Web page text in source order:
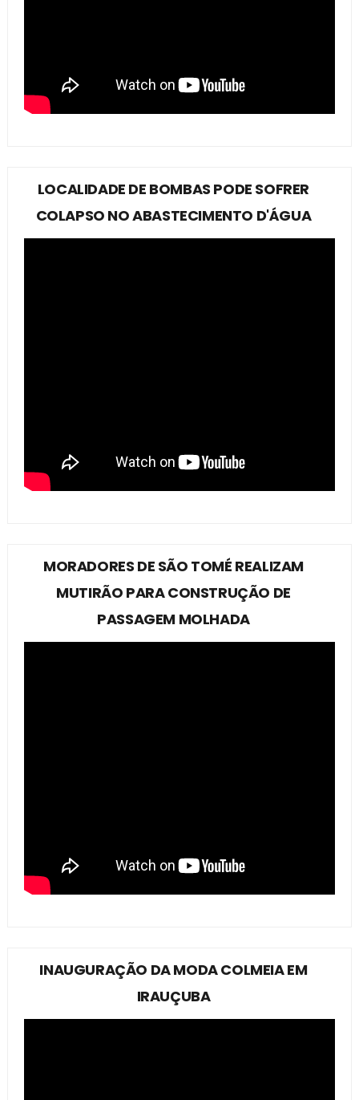
LOCALIDADE DE BOMBAS PODE SOFRER
COLAPSO NO ABASTECIMENTO D'ÁGUA
MORADORES DE SÃO TOMÉ REALIZAM
MUTIRÃO PARA CONSTRUÇÃO DE
PASSAGEM MOLHADA
INAUGURAÇÃO DA MODA COLMEIA EM
IRAUÇUBA